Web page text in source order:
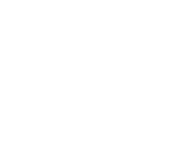
--校长